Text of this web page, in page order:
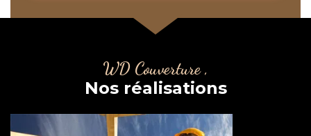
WD Couverture ,
Nos réalisations